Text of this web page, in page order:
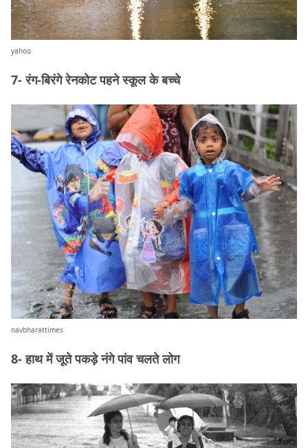
yahoo
7- रंग-बिरंगे रेनकोट पहने स्कूल के बच्चे
navbharattimes
8- हाथ में जूते पकड़े नंगे पांव चलते लोग